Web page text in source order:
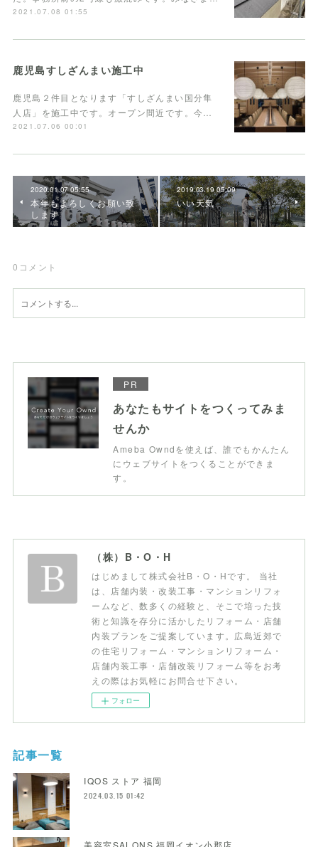
2021.07.08 01:55
鹿児島すしざんまい施工中
鹿児島２件目となります「すしざんまい国分隼
人店」を施工中です。オープン間近です。今…
2021.07.06 00:01
2020.01.07 05:55
本年もよろしくお願い致
します
2019.03.19 05:09
いい天気
0 コメント
PR
あなたもサイトをつくってみま
せんか
Ameba Owndを使えば、誰でもかんたん
にウェブサイトをつくることができま
す。
（株）B・O・H
はじめまして株式会社B・O・Hです。 当社
は、店舗内装・改装工事・マンションリフォ
ームなど、数多くの経験と、そこで培った技
術と知識を存分に活かしたリフォーム・店舗
内装プランをご提案しています。広島近郊で
の住宅リフォーム・マンションリフォーム・
店舗内装工事・店舗改装リフォーム等をお考
えの際はお気軽にお問合せ下さい。
フォロー
記事一覧
IQOS ストア 福岡
2024.03.15 01:42